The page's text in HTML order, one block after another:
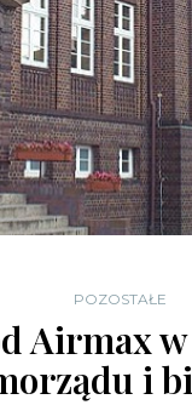
POZOSTAŁE
Airmax
i